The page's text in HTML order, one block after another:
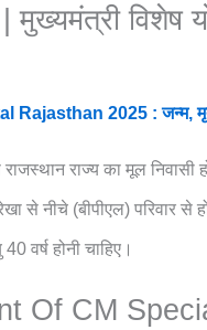
विशेष
Rajasthan 2025 : जन्म,
राज्य का मूल निवासी
से नीचे (बीपीएल) परिवार से
वर्ष होनी चाहिए।
Of CM